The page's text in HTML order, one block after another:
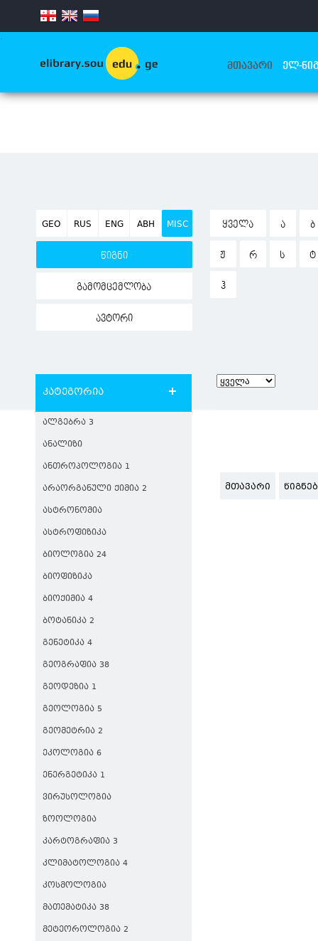
.
ᲛᲗᲐᲕᲐᲠᲘ ᲔᲚ-
GEO RUS ENG ABH MISC
წიგნი
გამომცემლობა
ავტორი
ᲧᲕᲔᲚᲐ Ა Ბ
Ჟ Რ Ს Ტ
Ჰ
კატეგორია
ᲐᲚᲒᲔᲑᲠᲐ 3
ᲐᲜᲐᲚᲘᲖᲘ
ᲐᲜᲗᲠᲝᲞᲝᲚᲝᲒᲘᲐ 1
ᲐᲠᲐᲝᲠᲒᲐᲜᲣᲚᲘ ᲥᲘᲛᲘᲐ 2
ᲐᲡᲢᲠᲝᲜᲝᲛᲘᲐ
ᲐᲡᲢᲠᲝᲤᲘᲖᲘᲙᲐ
ᲑᲘᲝᲚᲝᲒᲘᲐ 24
ᲑᲘᲝᲤᲘᲖᲘᲙᲐ
ᲑᲘᲝᲥᲘᲛᲘᲐ 4
ᲑᲝᲢᲐᲜᲘᲙᲐ 2
ᲒᲔᲜᲔᲢᲘᲙᲐ 4
ᲒᲔᲝᲒᲠᲐᲤᲘᲐ 38
ᲒᲔᲝᲓᲔᲖᲘᲐ 1
ᲒᲔᲝᲚᲝᲒᲘᲐ 5
ᲒᲔᲝᲛᲔᲢᲠᲘᲐ 2
ᲔᲙᲝᲚᲝᲒᲘᲐ 6
ᲔᲜᲔᲠᲒᲔᲢᲘᲙᲐ 1
ᲕᲘᲠᲣᲡᲝᲚᲝᲒᲘᲐ
ᲖᲝᲝᲚᲝᲒᲘᲐ
ᲙᲐᲠᲢᲝᲒᲠᲐᲤᲘᲐ 3
ᲙᲚᲘᲛᲐᲢᲝᲚᲝᲒᲘᲐ 4
ᲙᲝᲡᲛᲝᲚᲝᲒᲘᲐ
ᲛᲐᲗᲔᲛᲐᲢᲘᲙᲐ 38
ᲛᲔᲢᲔᲝᲠᲝᲚᲝᲒᲘᲐ 2
ᲛᲗᲐᲕᲐᲠᲘ